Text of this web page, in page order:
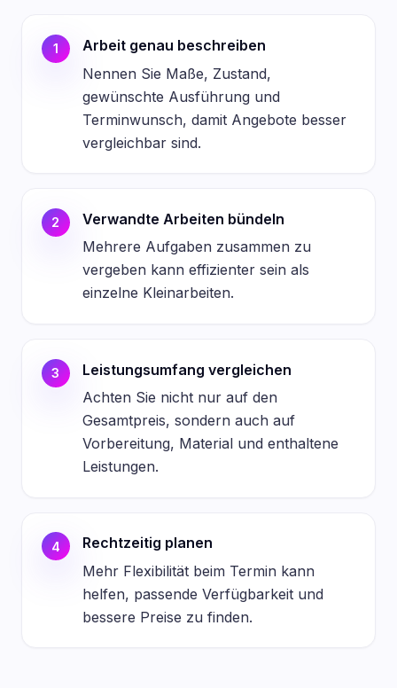
1
Arbeit genau beschreiben
Nennen Sie Maße, Zustand,
gewünschte Ausführung und
Terminwunsch, damit Angebote besser
vergleichbar sind.
2
Verwandte Arbeiten bündeln
Mehrere Aufgaben zusammen zu
vergeben kann effizienter sein als
einzelne Kleinarbeiten.
3
Leistungsumfang vergleichen
Achten Sie nicht nur auf den
Gesamtpreis, sondern auch auf
Vorbereitung, Material und enthaltene
Leistungen.
4
Rechtzeitig planen
Mehr Flexibilität beim Termin kann
helfen, passende Verfügbarkeit und
bessere Preise zu finden.